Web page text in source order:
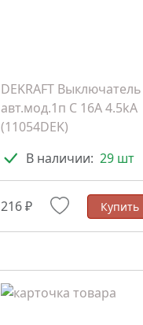
DEKRAFT Выключатель
авт.мод.1п C 16А 4.5kA
(11054DEK)
В наличии: 29 шт
216 ₽ Купить